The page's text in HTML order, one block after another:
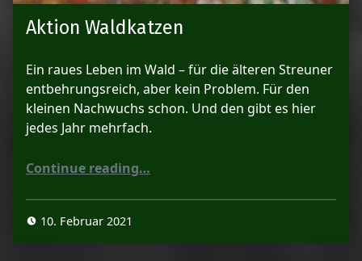
Aktion Waldkatzen
Ein raues Leben im Wald – für die älteren Streuner
entbehrungsreich, aber kein Problem. Für den
kleinen Nachwuchs schon. Und den gibt es hier
jedes Jahr mehrfach.
Continue reading…
10. Februar 2021